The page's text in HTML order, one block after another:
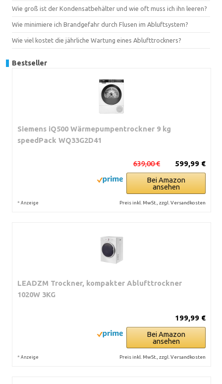
Wie groß ist der Kondensatbehälter und wie oft muss ich ihn leeren?
Wie minimiere ich Brandgefahr durch Flusen im Abluftsystem?
Wie viel kostet die jährliche Wartung eines Ablufttrockners?
Bestseller
Siemens iQ500 Wärmepumpentrockner 9 kg
speedPack WQ33G2D41
599,99 €
639,00 €
Bei Amazon
ansehen
* Anzeige Preis inkl. MwSt., zzgl. Versandkosten
LEADZM Trockner, kompakter Ablufttrockner
1020W 3KG
199,99 €
Bei Amazon
ansehen
* Anzeige Preis inkl. MwSt., zzgl. Versandkosten